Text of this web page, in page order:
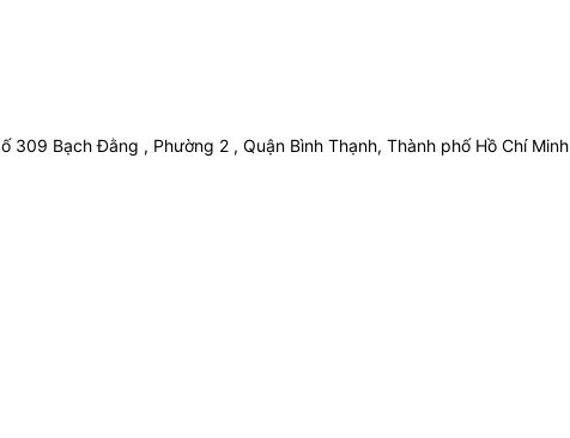
309 Bạch Đằng , Phường 2 , Quận Bình Thạnh, Thành phố Hồ Chí Minh